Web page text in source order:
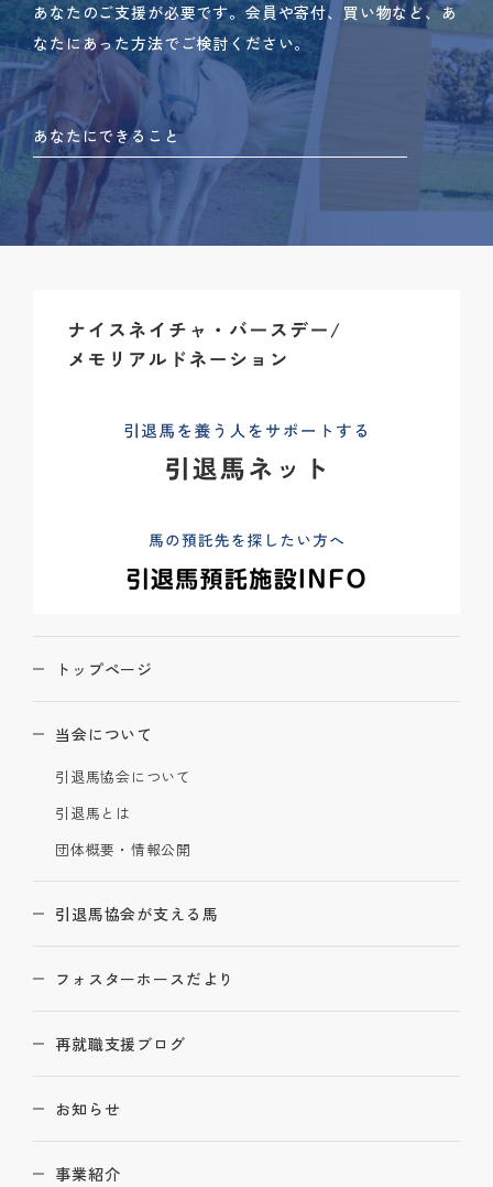
あなたのご支援が必要です。 会員や寄付、買い物など、あ
なたにあった方法でご検討ください。
あなたにできること
トップページ
当会について
引退馬協会について
引退馬とは
団体概要・情報公開
引退馬協会が支える馬
フォスターホースだより
再就職支援ブログ
お知らせ
事業紹介